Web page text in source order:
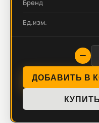
Бренд
Ед.изм.
ДОБАВИТЬ В